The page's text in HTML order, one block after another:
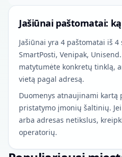
Jašiūnai paštomatai:
Jašiūnai yra 4 paštomatai iš
SmartPosti, Venipak,
matytumėte konkretų tinklą,
vietą pagal adresą.
Duomenys atnaujinami kartą
pristatymo įmonių šaltinių.
arba adresas netikslus,
operatorių.